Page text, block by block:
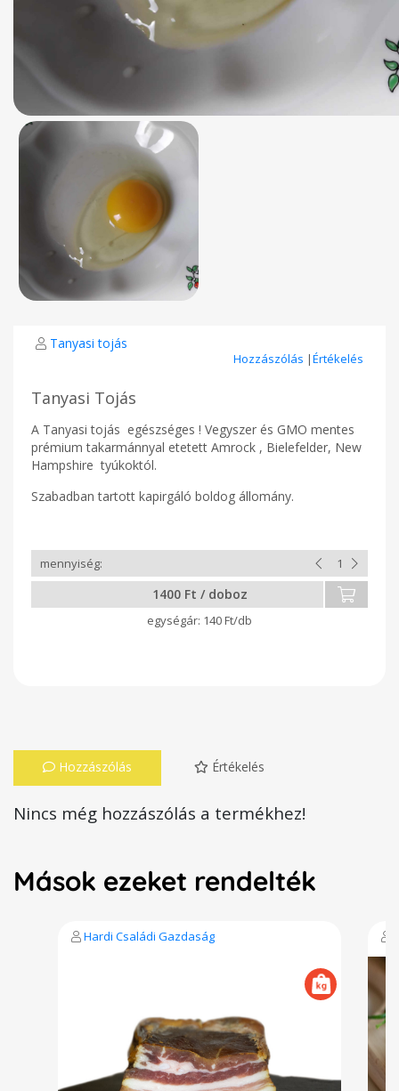
Tanyasi tojás
Hozzászólás |Értékelés
Tanyasi Tojás
A Tanyasi tojás egészséges ! Vegyszer és GMO mentes
prémium takarmánnyal etetett Amrock , Bielefelder, New
Hampshire tyúkoktól.
Szabadban tartott kapirgáló boldog állomány.
1400 Ft / doboz
140 Ft/db
Hozzászólás Értékelés
Nincs még hozzászólás a termékhez!
Mások ezeket rendelték
Hardi Családi Gazdaság